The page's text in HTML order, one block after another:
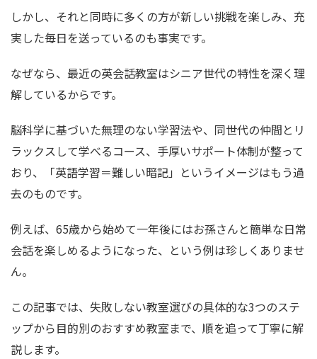
しかし、それと同時に多くの方が新しい挑戦を楽しみ、充
実した毎日を送っているのも事実です。
なぜなら、最近の英会話教室はシニア世代の特性を深く理
解しているからです。
脳科学に基づいた無理のない学習法や、同世代の仲間とリ
ラックスして学べるコース、手厚いサポート体制が整って
おり、「英語学習＝難しい暗記」というイメージはもう過
去のものです。
例えば、65歳から始めて一年後にはお孫さんと簡単な日常
会話を楽しめるようになった、という例は珍しくありませ
ん。
この記事では、失敗しない教室選びの具体的な3つのステ
ップから目的別のおすすめ教室まで、順を追って丁寧に解
説します。